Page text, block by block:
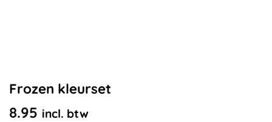
Frozen kleurset
8.95 incl. btw